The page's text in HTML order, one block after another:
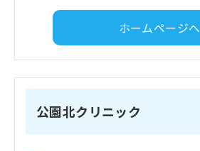
ホームページへ
公園北クリニック